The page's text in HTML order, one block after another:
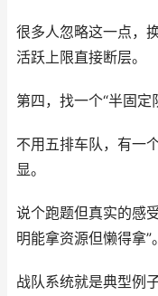
很多人忽略这一点，
活跃上限直接断层。
第四，找一个“半固定
不用五排车队，有一
显。
说个跑题但真实的感
明能拿资源但懒得拿”。
战队系统就是典型例子